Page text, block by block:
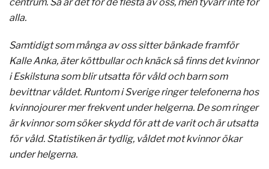
alla.
Samtidigt som många av oss sitter bänkade framför
Kalle Anka, äter köttbullar och knäck så finns det kvinnor
i Eskilstuna som blir utsatta för våld och barn som
bevittnar våldet. Runtom i Sverige ringer telefonerna hos
kvinnojourer mer frekvent under helgerna. De som ringer
är kvinnor som söker skydd för att de varit och är utsatta
för våld. Statistiken är tydlig, våldet mot kvinnor ökar
under helgerna.